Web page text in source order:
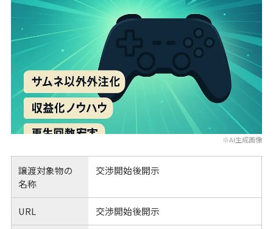
※AI生成画像
譲渡対象物の
名称
交渉開始後開示
URL 交渉開始後開示